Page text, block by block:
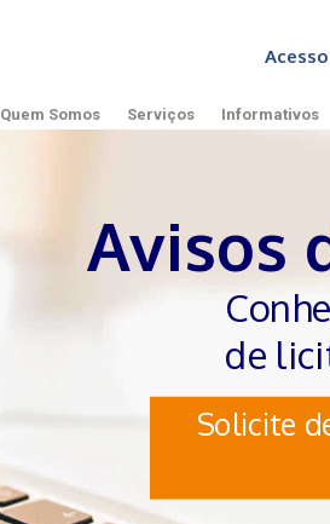
Quem Somos Serviços Informativos
Avisos
de
Solicite